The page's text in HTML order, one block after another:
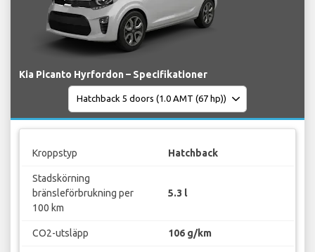
Kia Picanto Hyrfordon – Specifikationer
Kroppstyp Hatchback
Stadskörning
bränsleförbrukning per
100 km
5.3 l
CO2-utsläpp 106 g/km